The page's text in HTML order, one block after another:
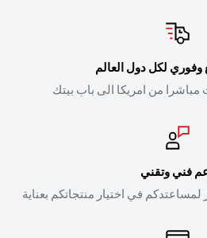
لكل دول العالم
من امريكا الى باب بيتك
فني وتقني
في اختيار منتجاتكم بعناية